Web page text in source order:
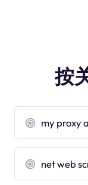
按
my proxy
net web